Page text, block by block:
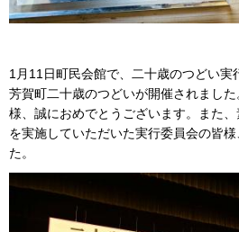
1月11日町民会館で、二十歳のつどい実
芳賀町二十歳のつどいが開催されまし
様、誠におめでとうございます。また
を実施していただいた実行委員会の皆
た。